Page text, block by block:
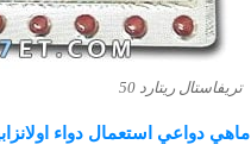
تريفاستال ريتارد 50
ماهي دواعي استعمال دواء